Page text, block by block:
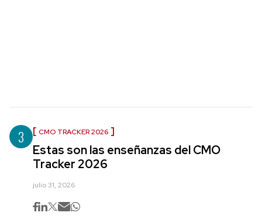
3 CMO TRACKER 2026
Estas son las enseñanzas del CMO
Tracker 2026
julio 31, 2026